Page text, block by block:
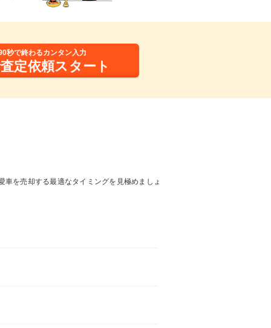
秒で終わるカンタン入力
定依頼スタート
を売却する最適なタイミングを見極めましょ